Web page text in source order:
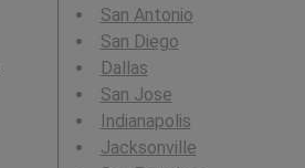
San Antonio
San Diego
Dallas
San Jose
Indianapolis
Jacksonville